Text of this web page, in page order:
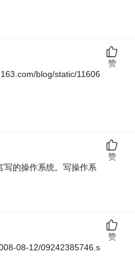
blog/static/11606
赞
写的操作系统。写操作系
赞
08-12/09242385746.s
赞